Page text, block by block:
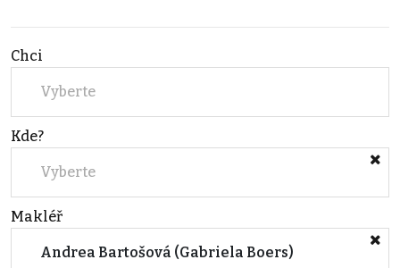
Chci
Vyberte
Kde?
Vyberte
Makléř
Andrea Bartošová (Gabriela Boers)